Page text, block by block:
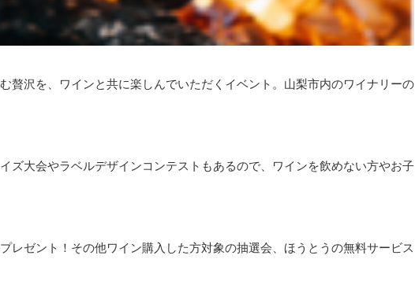
贅沢を、ワインと共に楽しんでいただくイベント。山梨市内のワイナリーの
ズ大会やラベルデザインコンテストもあるので、ワインを飲めない方やお子
レゼント！その他ワイン購入した方対象の抽選会、ほうとうの無料サービス